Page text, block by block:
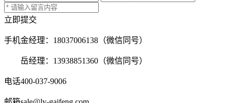
立即提交
手机金经理：18037006138（微信同号）
岳经理：13938851360（微信同号）
电话400-037-9006